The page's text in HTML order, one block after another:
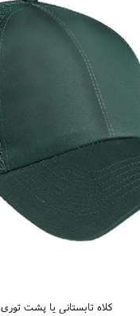
کلاه تابستانی یا پشت توری